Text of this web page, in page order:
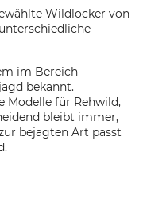
Wildlocker von
im Bereich
bekannt.
Modelle für Rehwild,
bleibt immer,
bejagten Art passt